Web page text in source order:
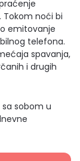
noći bi
emitovanje
telefona.
spavanja,
i drugih
sobom u